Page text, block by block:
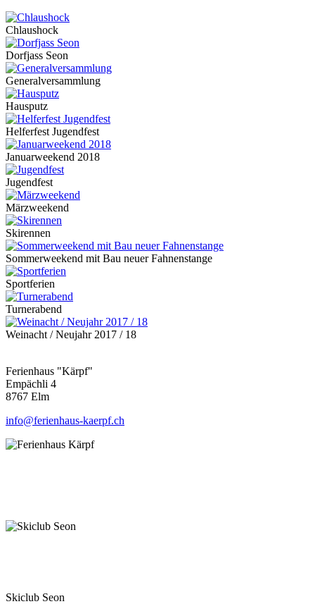
Chlaushock
Dorfjass Seon
Generalversammlung
Hausputz
Helferfest Jugendfest
Januarweekend 2018
Jugendfest
Märzweekend
Skirennen
Sommerweekend mit Bau neuer Fahnenstange
Sportferien
Turnerabend
Weinacht / Neujahr 2017 / 18
Ferienhaus "Kärpf"
Empächli 4
8767 Elm
info@ferienhaus-kaerpf.ch
Skiclub Seon